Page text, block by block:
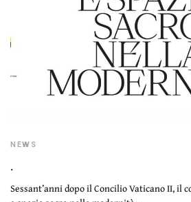
NEWS
.
Sessant’anni dopo il Concilio Vaticano II, il